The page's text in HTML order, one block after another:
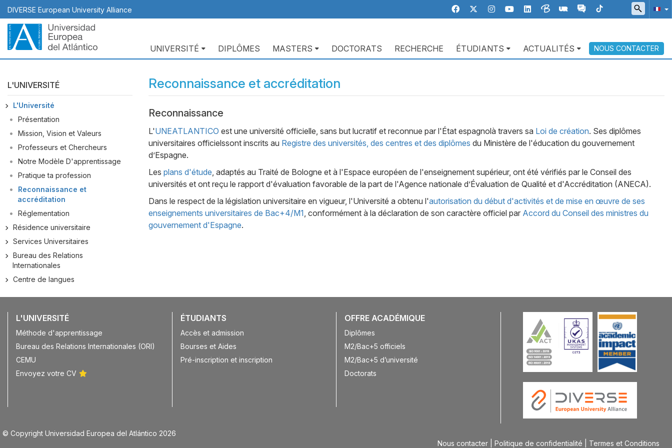
Aller
au
contenu
principal
DIVERSE European University Alliance
Navegación
principal
UNIVERSITÉ DIPLÔMES MASTERS DOCTORATS RECHERCHE ÉTUDIANTS ACTUALITÉS NOUS CONTACTER
L'UNIVERSITÉ
L'Université
Présentation
Mission, Vision et Valeurs
Professeurs et Chercheurs
Notre Modèle D'apprentissage
Pratique ta profession
Reconnaissance et
accréditation
Réglementation
Résidence universitaire
Services Universitaires
Bureau des Relations
Internationales
Centre de langues
Reconnaissance et accréditation
Body
Reconnaissance
L'UNEATLANTICO est une université officielle, sans but lucratif et reconnue par l'État espagnolà travers sa Loi de création. Ses diplômes
universitaires officielssont inscrits au Registre des universités, des centres et des diplômes du Ministère de l'éducation du gouvernement
d’Espagne.
Les plans d'étude, adaptés au Traité de Bologne et à l'Espace européen de l'enseignement supérieur, ont été vérifiés par le Conseil des
universités et ont reçu le rapport d'évaluation favorable de la part de l'Agence nationale d’Évaluation de Qualité et d'Accréditation (ANECA).
Dans le respect de la législation universitaire en vigueur, l'Université a obtenu l'autorisation du début d'activités et de mise en œuvre de ses
enseignements universitaires de Bac+4/M1, conformément à la déclaration de son caractère officiel par Accord du Conseil des ministres du
gouvernement d'Espagne.
L'UNIVERSITÉ
Méthode d'apprentissage
Bureau des Relations Internationales (ORI)
CEMU
Envoyez votre CV
ÉTUDIANTS
Accès et admission
Bourses et Aides
Pré-inscription et inscription
OFFRE ACADÉMIQUE
Diplômes
M2/Bac+5 officiels
M2/Bac+5 d’université
Doctorats
© Copyright Universidad Europea del Atlántico 2026
Nous contacter
Politique de confidentialité Termes et Conditions